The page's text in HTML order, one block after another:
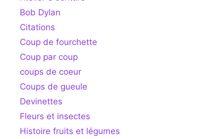
Bob Dylan
Citations
Coup de fourchette
Coup par coup
coups de coeur
Coups de gueule
Devinettes
Fleurs et insectes
Histoire fruits et légumes